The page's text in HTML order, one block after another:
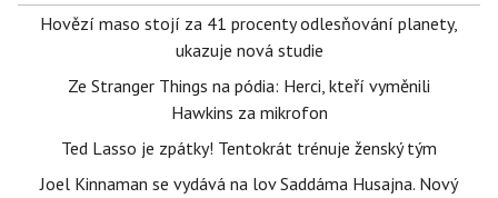
Hovězí maso stojí za 41 procenty odlesňování planety,
ukazuje nová studie
Ze Stranger Things na pódia: Herci, kteří vyměnili
Hawkins za mikrofon
Ted Lasso je zpátky! Tentokrát trénuje ženský tým
Joel Kinnaman se vydává na lov Saddáma Husajna. Nový